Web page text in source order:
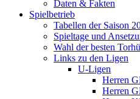
Daten & Fakten
Spielbetrieb
Tabellen der Saison
Spieltage und
Wahl der besten
Links zu den Ligen
U-Ligen
Herren
Herren